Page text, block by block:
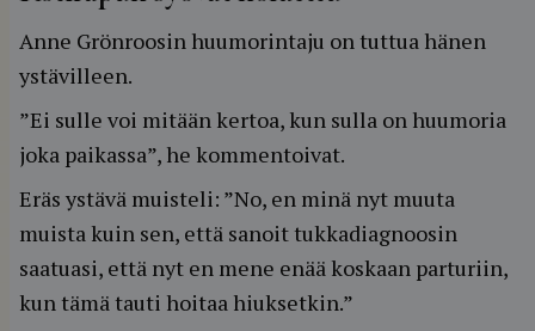
Anne Grönroosin huumorintaju on tuttua hänen
ystävilleen.
”Ei sulle voi mitään kertoa, kun sulla on huumoria
joka paikassa”, he kommentoivat.
Eräs ystävä muisteli: ”No, en minä nyt muuta
muista kuin sen, että sanoit tukkadiagnoosin
saatuasi, että nyt en mene enää koskaan parturiin,
kun tämä tauti hoitaa hiuksetkin.”